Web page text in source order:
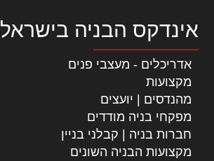
אינדקס הבניה בישראל
אדריכלים - מעצבי פנים
מקצועות
מהנדסים | יועצים
מפקחי בניה מודדים
חברות בניה | קבלני בניין
מקצועות הבניה השונים